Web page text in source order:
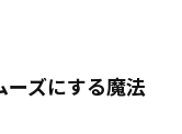
ズにする魔法